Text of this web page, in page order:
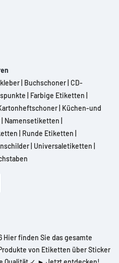
Buchschoner CD-
Farbige Etiketten
Küchen-und
Namensetiketten
Runde Etiketten
Universaletiketten
finden Sie das gesamte
von Etiketten über Sticker